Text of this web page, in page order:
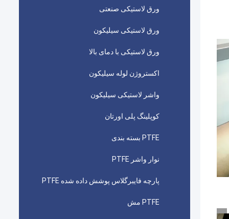
ورق لاستیکی صنعتی
ورق لاستیکی سیلیکون
ورق لاستیکی با دمای بالا
اکستروژن لوله سیلیکون
واشر لاستیکی سیلیکون
کوپلینگ پلی اورتان
PTFE بسته بندی
نوار واشر PTFE
پارچه فایبرگلاس پوشش داده شده PTFE
PTFE مش